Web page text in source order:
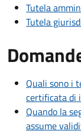
Tutela
Tutela
Quali sono i
certificata di
Quando la
assume